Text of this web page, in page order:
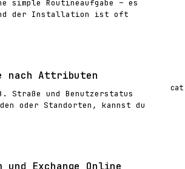
simple Routineaufgabe – es
der Installation ist oft
nach Attributen
Straße und Benutzerstatus
oder Standorten, kannst du
cat
Exchange Online